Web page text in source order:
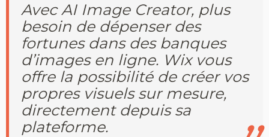
Avec AI Image Creator, plus
besoin de dépenser des
fortunes dans des banques
d’images en ligne. Wix vous
offre la possibilité de créer vos
propres visuels sur mesure,
directement depuis sa
plateforme.